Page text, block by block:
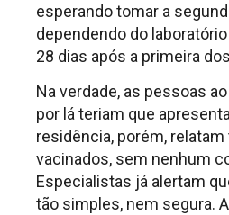
esperando tomar a
dependendo do
28 dias após a primeira
Na verdade, as pessoas
por lá teriam que
residência, porém,
vacinados, sem nenhum
Especialistas já alertam
tão simples, nem segura.